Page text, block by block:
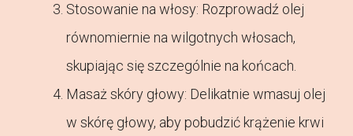
Stosowanie na włosy: Rozprowadź olej
równomiernie na wilgotnych włosach,
skupiając się szczególnie na końcach.
Masaż skóry głowy: Delikatnie wmasuj olej
w skórę głowy, aby pobudzić krążenie krwi